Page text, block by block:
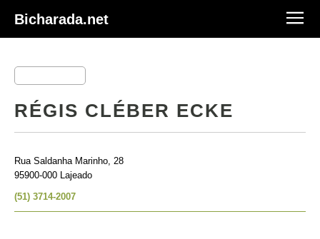
Bicharada.net
RÉGIS CLÉBER ECKE
Rua Saldanha Marinho, 28
95900-000 Lajeado
(51) 3714-2007